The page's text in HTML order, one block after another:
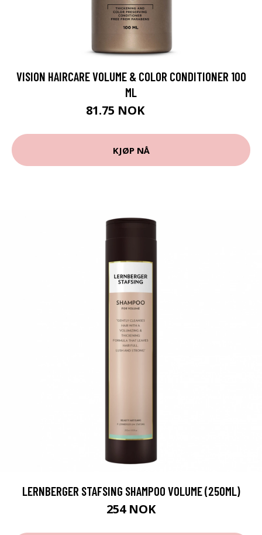
VISION HAIRCARE VOLUME & COLOR CONDITIONER 100
ML
81.75 NOK
KJØP NÅ
LERNBERGER STAFSING SHAMPOO VOLUME (250ML)
254 NOK